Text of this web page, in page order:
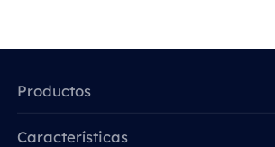
Productos
Características